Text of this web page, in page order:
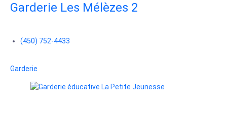
Garderie Les Mélèzes 2
(450) 752-4433
Garderie